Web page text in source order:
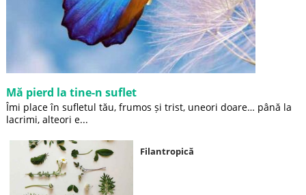
Mă pierd la tine-n suflet
Îmi place în sufletul tău, frumos și trist, uneori doare… până la
lacrimi, alteori e...
Filantropică